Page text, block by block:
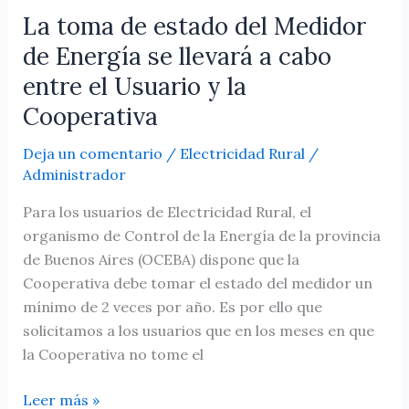
La toma de estado del Medidor
de Energía se llevará a cabo
entre el Usuario y la
Cooperativa
Deja un comentario / Electricidad Rural /
Administrador
Para los usuarios de Electricidad Rural, el
organismo de Control de la Energía de la provincia
de Buenos Aires (OCEBA) dispone que la
Cooperativa debe tomar el estado del medidor un
mínimo de 2 veces por año. Es por ello que
solicitamos a los usuarios que en los meses en que
la Cooperativa no tome el
cabo
entre
el
Usuario
y
Cooperativa
Leer más »